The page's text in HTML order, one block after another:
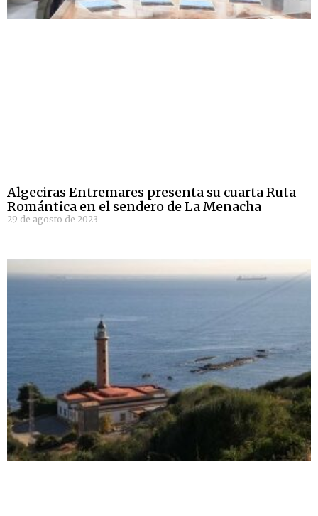
Algeciras Entremares presenta su cuarta Ruta
Romántica en el sendero de La Menacha
29 de agosto de 2023